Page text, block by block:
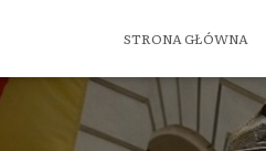
STRONA GŁÓWNA